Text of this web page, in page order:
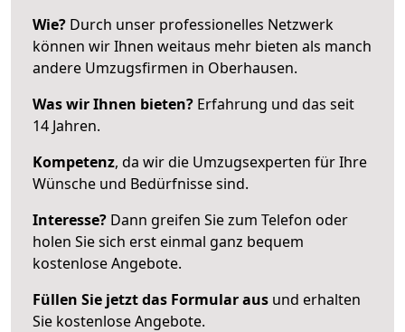
Wie? Durch unser professionelles Netzwerk
können wir Ihnen weitaus mehr bieten als manch
andere Umzugsfirmen in Oberhausen.
Was wir Ihnen bieten? Erfahrung und das seit
14 Jahren.
Kompetenz, da wir die Umzugsexperten für Ihre
Wünsche und Bedürfnisse sind.
Interesse? Dann greifen Sie zum Telefon oder
holen Sie sich erst einmal ganz bequem
kostenlose Angebote.
Füllen Sie jetzt das Formular aus und erhalten
Sie kostenlose Angebote.